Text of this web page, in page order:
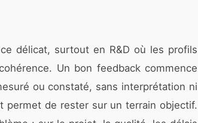
délicat, surtout en R&D où les profils
Un bon feedback commence
ou constaté, sans interprétation ni
permet de rester sur un terrain objectif.